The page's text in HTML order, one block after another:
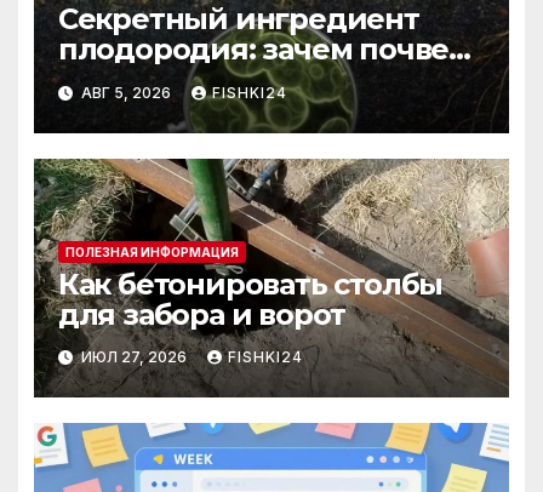
Секретный ингредиент
плодородия: зачем почве
нужны бактерии и
биогумус
АВГ 5, 2026 FISHKI24
ПОЛЕЗНАЯ ИНФОРМАЦИЯ
Как бетонировать столбы
для забора и ворот
ИЮЛ 27, 2026 FISHKI24